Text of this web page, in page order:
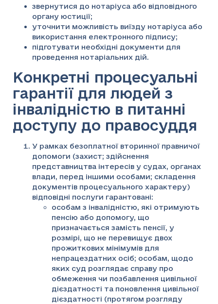
звернутися до нотаріуса або відповідного
органу юстиції;
уточнити можливість виїзду нотаріуса або
використання електронного підпису;
підготувати необхідні документи для
проведення нотаріальних дій.
Конкретні процесуальні
гарантії для людей з
інвалідністю в питанні
доступу до правосуддя
У рамках безоплатної вторинної правничої
допомоги (захист; здійснення
представництва інтересів у судах, органах
влади, перед іншими особами; складення
документів процесуального характеру)
відповідні послуги гарантовані:
особам з інвалідністю, які отримують
пенсію або допомогу, що
призначається замість пенсії, у
розмірі, що не перевищує двох
прожиткових мінімумів для
непрацездатних осіб; особам, щодо
яких суд розглядає справу про
обмеження чи позбавлення цивільної
дієздатності та поновлення цивільної
дієздатності (протягом розгляду